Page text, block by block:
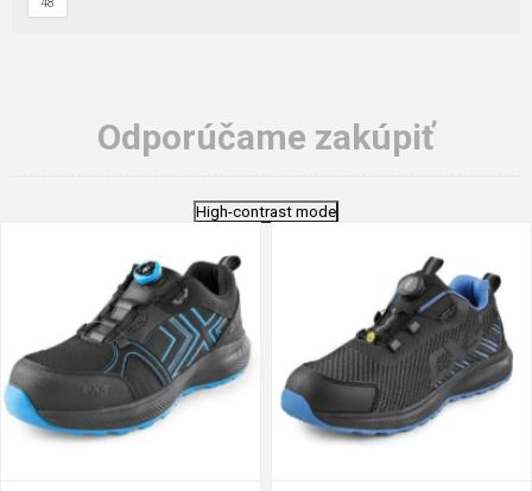
Odporúčame zakúpiť
High-contrast mode